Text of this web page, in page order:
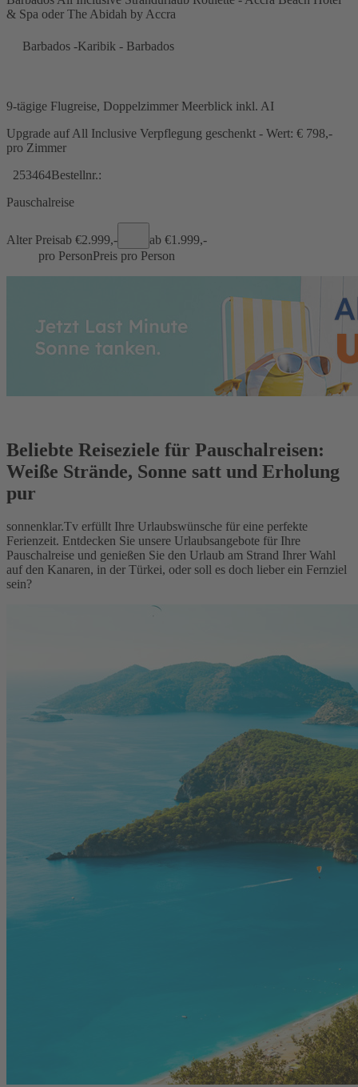
& Spa oder The Abidah by Accra
Barbados -Karibik - Barbados
9-tägige Flugreise, Doppelzimmer Meerblick inkl. AI
Upgrade auf All Inclusive Verpflegung geschenkt - Wert: € 798,-
pro Zimmer
253464Bestellnr.:
Pauschalreise
Alter Preisab €2.999,- ab €1.999,-
pro PersonPreis pro Person
Beliebte Reiseziele für Pauschalreisen:
Weiße Strände, Sonne satt und Erholung
pur
sonnenklar.Tv erfüllt Ihre Urlaubswünsche für eine perfekte
Ferienzeit. Entdecken Sie unsere Urlaubsangebote für Ihre
Pauschalreise und genießen Sie den Urlaub am Strand Ihrer Wahl
auf den Kanaren, in der Türkei, oder soll es doch lieber ein Fernziel
sein?